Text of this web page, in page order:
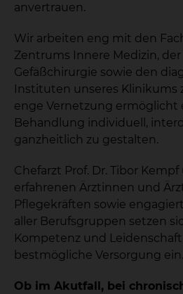
anvertrauen.
Wir arbeiten eng mit den
Zentrums Innere Medizin, der
Gefäßchirurgie sowie den
Instituten unseres Klinikums
enge Vernetzung ermöglicht
Behandlung individuell,
ganzheitlich zu gestalten.
Chefarzt Prof. Dr. Tibor
erfahrenen Ärztinnen und
Pflegekräften sowie
aller Berufsgruppen setzen
Kompetenz und
bestmögliche Versorgung ein.
Ob im Akutfall, bei